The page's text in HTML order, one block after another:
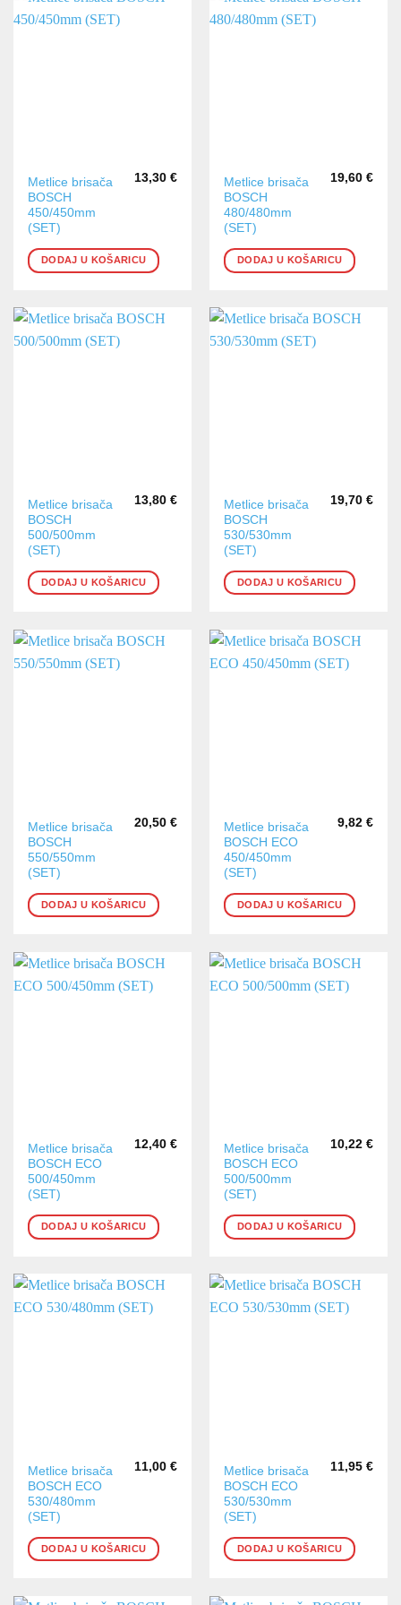
Metlice brisača
BOSCH
450/450mm
(SET)
13,30 €
DODAJ U KOŠARICU
Metlice brisača
BOSCH
480/480mm
(SET)
19,60 €
DODAJ U KOŠARICU
Metlice brisača
BOSCH
500/500mm
(SET)
13,80 €
DODAJ U KOŠARICU
Metlice brisača
BOSCH
530/530mm
(SET)
19,70 €
DODAJ U KOŠARICU
Metlice brisača
BOSCH
550/550mm
(SET)
20,50 €
DODAJ U KOŠARICU
Metlice brisača
BOSCH ECO
450/450mm
(SET)
9,82 €
DODAJ U KOŠARICU
Metlice brisača
BOSCH ECO
500/450mm
(SET)
12,40 €
DODAJ U KOŠARICU
Metlice brisača
BOSCH ECO
500/500mm
(SET)
10,22 €
DODAJ U KOŠARICU
Metlice brisača
BOSCH ECO
530/480mm
(SET)
11,00 €
DODAJ U KOŠARICU
Metlice brisača
BOSCH ECO
530/530mm
(SET)
11,95 €
DODAJ U KOŠARICU